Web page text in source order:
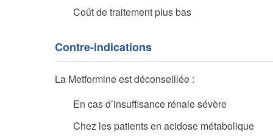
Coût de traitement plus bas
Contre-indications
La Metformine est déconseillée :
En cas d’insuffisance rénale sévère
Chez les patients en acidose métabolique